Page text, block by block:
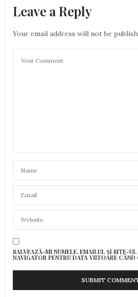
Leave a Reply
Your email address will not be
SALVEAZĂ-MI NUMELE, EMAILUL ȘI SITE-
NAVIGATOR PENTRU DATA VIITOARE